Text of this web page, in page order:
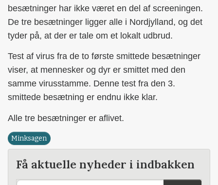
besætninger har ikke været en del af screeningen.
De tre besætninger ligger alle i Nordjylland, og det
tyder på, at der er tale om et lokalt udbrud.
Test af virus fra de to første smittede besætninger
viser, at mennesker og dyr er smittet med den
samme virusstamme. Denne test fra den 3.
smittede besætning er endnu ikke klar.
Alle tre besætninger er aflivet.
Minksagen
Få aktuelle nyheder i indbakken